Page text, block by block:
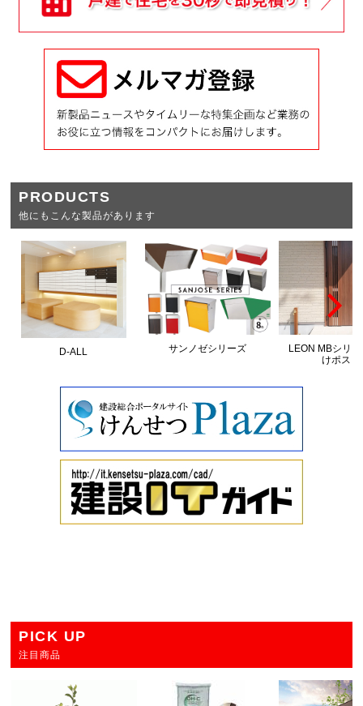
PRODUCTS
他にもこんな製品があります
D-ALL サンノゼシリーズ
LEON MBシリ
けポスト
PICK UP
注目商品